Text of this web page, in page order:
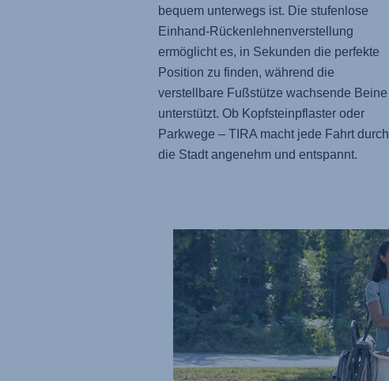
bequem unterwegs ist. Die stufenlose
Einhand-Rückenlehnenverstellung
ermöglicht es, in Sekunden die perfekte
Position zu finden, während die
verstellbare Fußstütze wachsende Beine
unterstützt. Ob Kopfsteinpflaster oder
Parkwege – TIRA macht jede Fahrt durch
die Stadt angenehm und entspannt.